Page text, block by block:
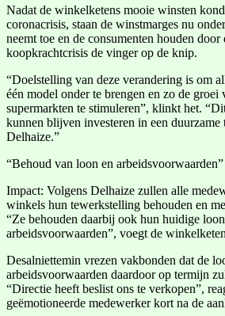
Nadat de winkelketens mooie winsten
coronacrisis, staan de winstmarges nu
neemt toe en de consumenten houden door
koopkrachtcrisis de vinger op de knip.
“Doelstelling van deze verandering is om
één model onder te brengen en zo de groei
supermarkten te stimuleren”, klinkt het.
kunnen blijven investeren in een duurzame
Delhaize.”
“Behoud van loon en arbeidsvoorwaarden”
Impact: Volgens Delhaize zullen alle
winkels hun tewerkstelling behouden en
“Ze behouden daarbij ook hun huidige
arbeidsvoorwaarden”, voegt de
Desalniettemin vrezen vakbonden dat de
arbeidsvoorwaarden daardoor op termijn
“Directie heeft beslist ons te verkopen”,
geëmotioneerde medewerker kort na de